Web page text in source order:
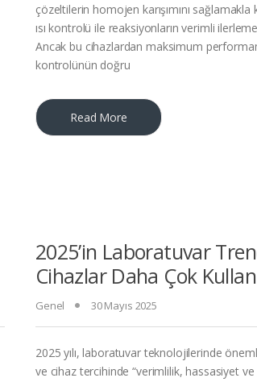
çözeltilerin homojen karışımını
ısı kontrolü ile reaksiyonların verimli
Ancak bu cihazlardan maksimum
kontrolünün doğru
Read More
2025’in Laboratuvar
Cihazlar Daha Çok
Genel 30 Mayıs 2025
2025 yılı, laboratuvar teknolojilerinde
ve cihaz tercihinde “verimlilik, hassasiyet ve